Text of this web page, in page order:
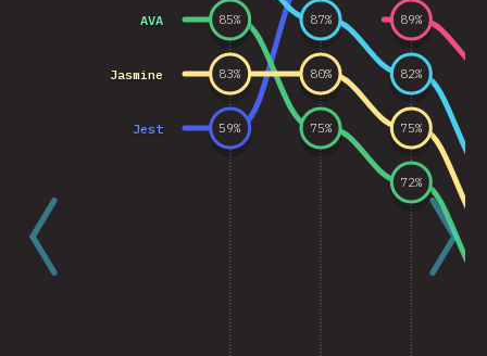
Jest
AVA
Jasmine
59%
87%
82%
89%
85%
75%
72%
83% 80%
75%